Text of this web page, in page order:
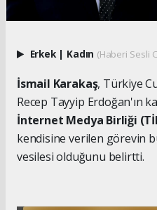
Erkek | Kadın (Haberi Sesli
İsmail Karakaş, Türkiye
Recep Tayyip Erdoğan'ın
İnternet Medya Birliği
kendisine verilen görevin
vesilesi olduğunu belirtti.